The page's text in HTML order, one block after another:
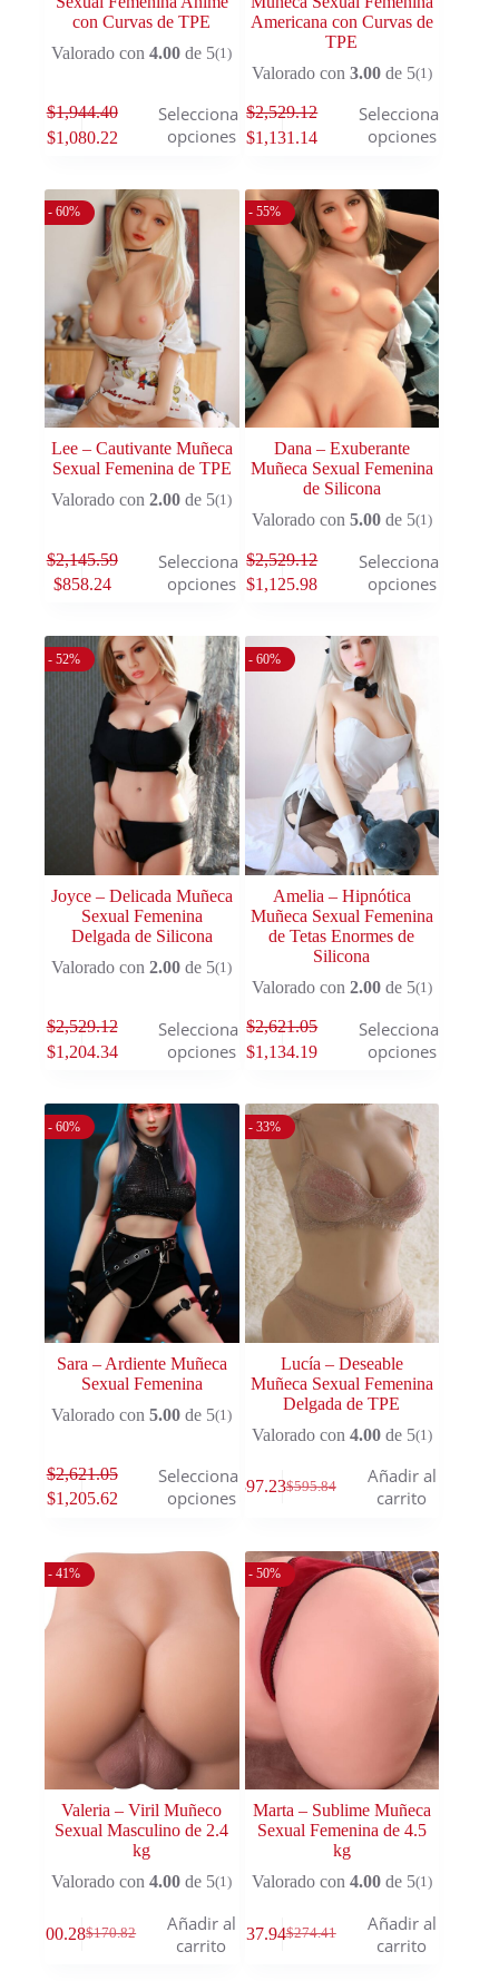
con Curvas de TPE
Valorado con4.00 de 5(1)
$1,944.40
$1,080.22
Seleccionar
opciones
Americana con Curvas de
TPE
Valorado con 3.00de 5(1)
$2,529.12
$1,131.14
Seleccionar
opciones
- 60%
Lee – Cautivante Muñeca
Sexual Femenina de TPE
Valorado con2.00 de 5(1)
$2,145.59
$858.24
Seleccionar
opciones
- 55%
Dana – Exuberante
Muñeca Sexual Femenina
de Silicona
Valorado con 5.00de 5(1)
$2,529.12
$1,125.98
Seleccionar
opciones
- 52%
Joyce – Delicada Muñeca
Sexual Femenina
Delgada de Silicona
Valorado con2.00 de 5(1)
$2,529.12
$1,204.34
Seleccionar
opciones
- 60%
Amelia – Hipnótica
Muñeca Sexual Femenina
de Tetas Enormes de
Silicona
Valorado con 2.00de 5(1)
$2,621.05
$1,134.19
Seleccionar
opciones
- 60%
Sara – Ardiente Muñeca
Sexual Femenina
Valorado con5.00 de 5(1)
$2,621.05
$1,205.62
Seleccionar
opciones
- 33%
Lucía – Deseable
Muñeca Sexual Femenina
Delgada de TPE
Valorado con 4.00de 5(1)
$595.84
$397.23
Añadir al
carrito
- 41%
Valeria – Viril Muñeco
Sexual Masculino de 2.4
kg
Valorado con4.00 de 5(1)
$170.82
100.28
Añadir al
carrito
- 50%
Marta – Sublime Muñeca
Sexual Femenina de 4.5
kg
Valorado con 4.00de 5(1)
$274.41
$ 137.94
Añadir al
carrito